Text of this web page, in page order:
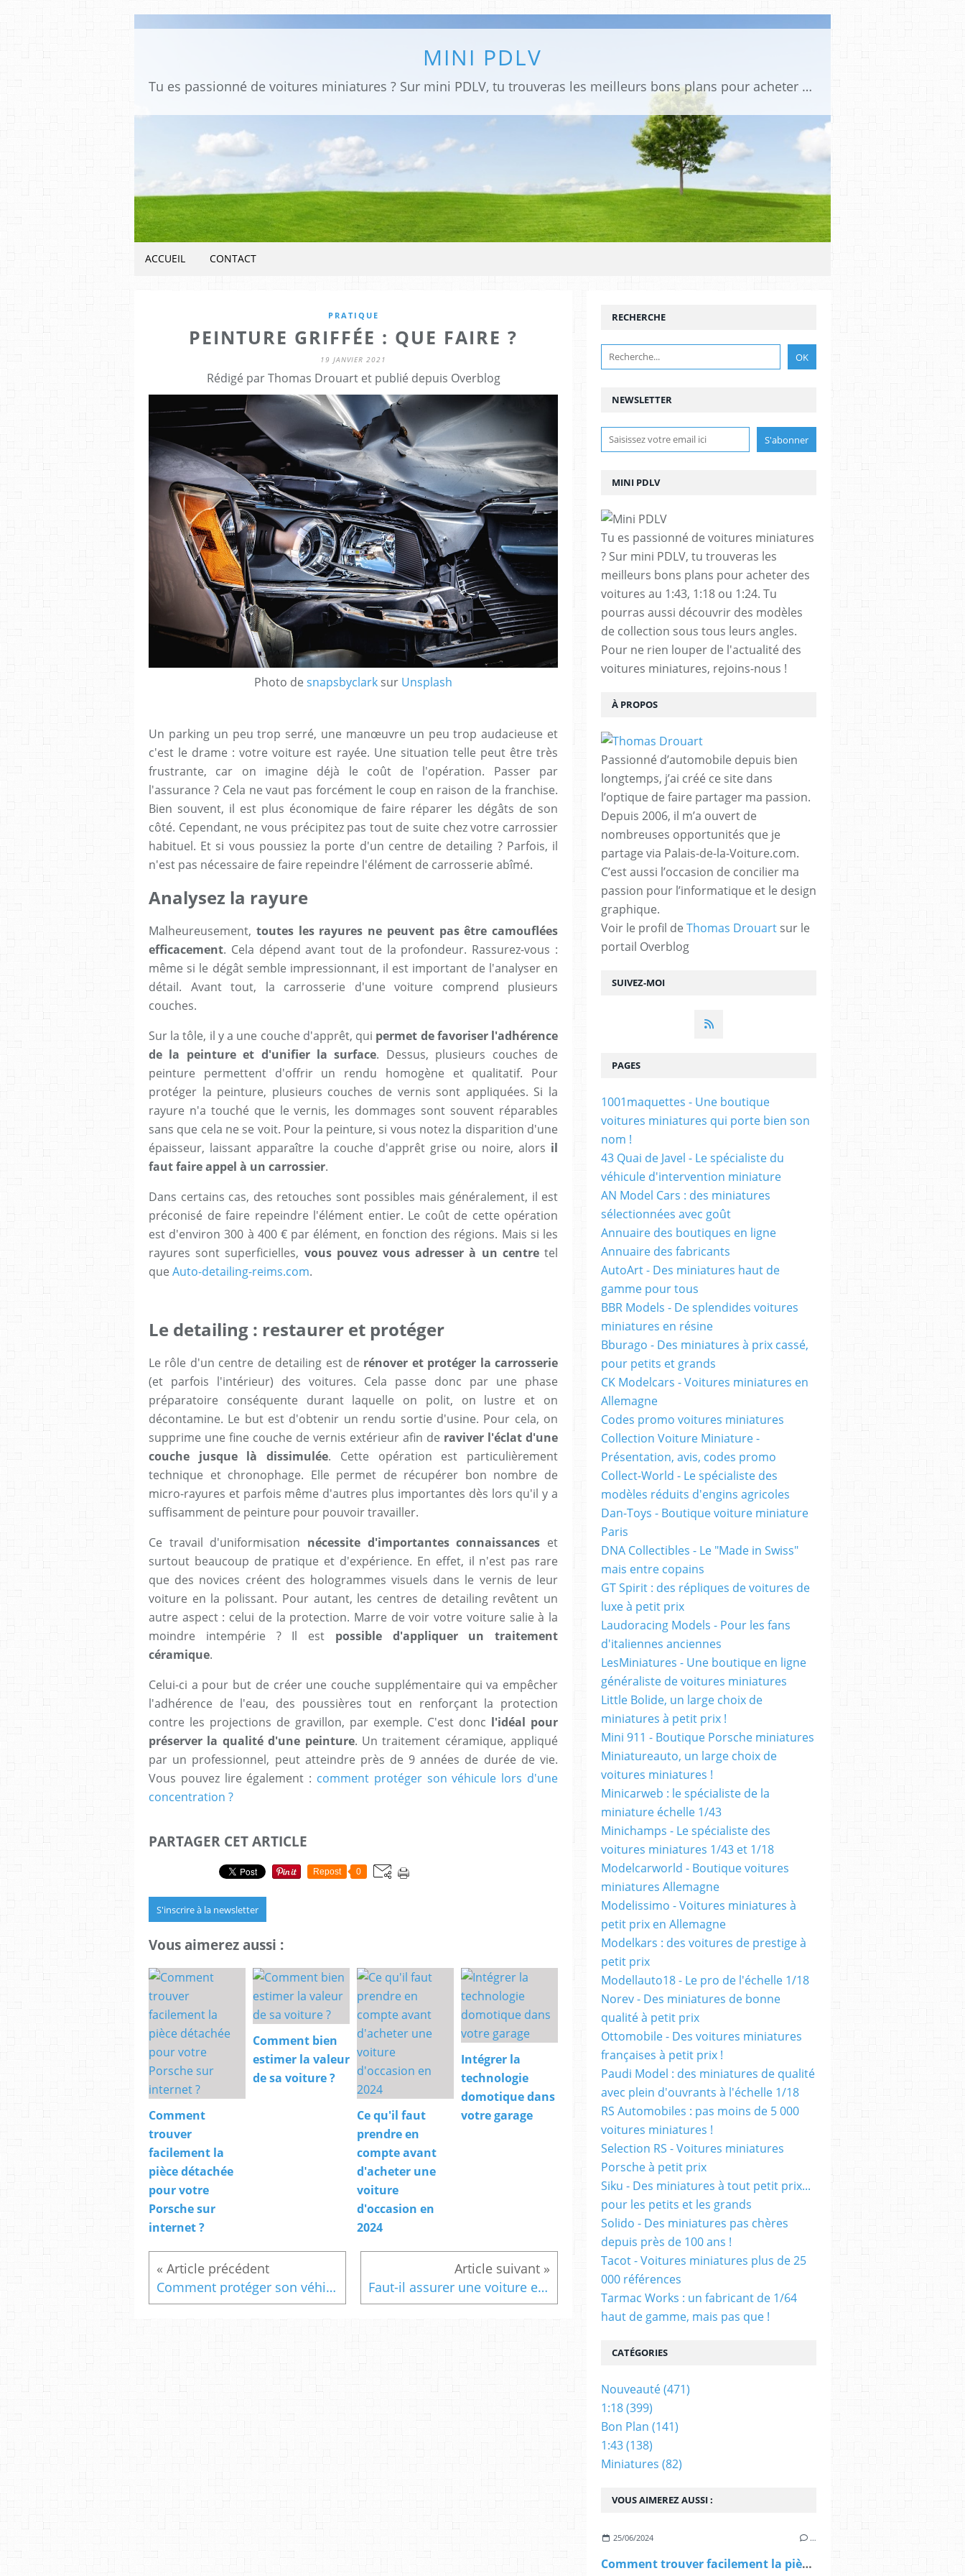
MINI PDLV
Tu es passionné de voitures miniatures ? Sur mini PDLV, tu trouveras les meilleurs bons plans pour acheter des voitures au 1:43, 1:18 ou 1:24. Tu pourras aussi découvrir des modèles de collection sous tous leurs angles. Pour ne rien louper de l'actualité des voitures miniatures, rejoins-nous !
ACCUEIL CONTACT
PRATIQUE
PEINTURE GRIFFÉE : QUE FAIRE ?
19 JANVIER 2021
Rédigé par Thomas Drouart et publié depuis Overblog
Photo de snapsbyclark sur Unsplash
Un parking un peu trop serré, une manœuvre un peu trop audacieuse et
c'est le drame : votre voiture est rayée. Une situation telle peut être très
frustrante, car on imagine déjà le coût de l'opération. Passer par
l'assurance ? Cela ne vaut pas forcément le coup en raison de la franchise.
Bien souvent, il est plus économique de faire réparer les dégâts de son
côté. Cependant, ne vous précipitez pas tout de suite chez votre carrossier
habituel. Et si vous poussiez la porte d'un centre de detailing ? Parfois, il
n'est pas nécessaire de faire repeindre l'élément de carrosserie abîmé.
Analysez la rayure
Malheureusement, toutes les rayures ne peuvent pas être camouflées
efficacement. Cela dépend avant tout de la profondeur. Rassurez-vous :
même si le dégât semble impressionnant, il est important de l'analyser en
détail. Avant tout, la carrosserie d'une voiture comprend plusieurs
couches.
Sur la tôle, il y a une couche d'apprêt, qui permet de favoriser l'adhérence
de la peinture et d'unifier la surface. Dessus, plusieurs couches de
peinture permettent d'offrir un rendu homogène et qualitatif. Pour
protéger la peinture, plusieurs couches de vernis sont appliquées. Si la
rayure n'a touché que le vernis, les dommages sont souvent réparables
sans que cela ne se voit. Pour la peinture, si vous notez la disparition d'une
épaisseur, laissant apparaître la couche d'apprêt grise ou noire, alors il
faut faire appel à un carrossier.
Dans certains cas, des retouches sont possibles mais généralement, il est
préconisé de faire repeindre l'élément entier. Le coût de cette opération
est d'environ 300 à 400 € par élément, en fonction des régions. Mais si les
rayures sont superficielles, vous pouvez vous adresser à un centretel
que Auto-detailing-reims.com.
Le detailing : restaurer et protéger
Le rôle d'un centre de detailing est de rénover et protéger la carrosserie
(et parfois l'intérieur) des voitures. Cela passe donc par une phase
préparatoire conséquente durant laquelle on polit, on lustre et on
décontamine. Le but est d'obtenir un rendu sortie d'usine. Pour cela, on
supprime une fine couche de vernis extérieur afin de raviver l'éclat d'une
couche jusque là dissimulée. Cette opération est particulièrement
technique et chronophage. Elle permet de récupérer bon nombre de
micro-rayures et parfois même d'autres plus importantes dès lors qu'il y a
suffisamment de peinture pour pouvoir travailler.
Ce travail d'uniformisation nécessite d'importantes connaissances et
surtout beaucoup de pratique et d'expérience. En effet, il n'est pas rare
que des novices créent des hologrammes visuels dans le vernis de leur
voiture en la polissant. Pour autant, les centres de detailing revêtent un
autre aspect : celui de la protection. Marre de voir votre voiture salie à la
moindre intempérie ? Il est possible d'appliquer un traitement
céramique.
Celui-ci a pour but de créer une couche supplémentaire qui va empêcher
l'adhérence de l'eau, des poussières tout en renforçant la protection
contre les projections de gravillon, par exemple. C'est donc l'idéal pour
préserver la qualité d'une peinture. Un traitement céramique, appliqué
par un professionnel, peut atteindre près de 9 années de durée de vie.
Vous pouvez lire également : comment protéger son véhicule lors d'une
concentration ?
PARTAGER CET ARTICLE
Repost 0
S'inscrire à la newsletter
Vous aimerez aussi :
Comment
trouver
facilement la
pièce détachée
pour votre
Porsche sur
internet ?
Comment bien
estimer la valeur
de sa voiture ?
Ce qu'il faut
prendre en
compte avant
d'acheter une
voiture
d'occasion en
2024
Intégrer la
technologie
domotique dans
votre garage
Comment protéger son véhicule lors d'une concentration ? Faut-il assurer une voiture en cours de restauration ?
NEWSLETTER
SUIVEZ-MOI
RECHERCHE
MINI PDLV
Tu es passionné de voitures miniatures
? Sur mini PDLV, tu trouveras les
meilleurs bons plans pour acheter des
voitures au 1:43, 1:18 ou 1:24. Tu
pourras aussi découvrir des modèles
de collection sous tous leurs angles.
Pour ne rien louper de l'actualité des
voitures miniatures, rejoins-nous !
À PROPOS
Passionné d’automobile depuis bien
longtemps, j’ai créé ce site dans
l’optique de faire partager ma passion.
Depuis 2006, il m’a ouvert de
nombreuses opportunités que je
partage via Palais-de-la-Voiture.com.
C’est aussi l’occasion de concilier ma
passion pour l’informatique et le design
graphique.
Voir le profil de Thomas Drouart sur le
portail Overblog
VOUS AIMEREZ AUSSI :
25/06/2024 …
Comment trouver facilement la pièce détachée pour votre Porsche sur internet ?
PAGES
1001maquettes - Une boutique
voitures miniatures qui porte bien son
nom !
43 Quai de Javel - Le spécialiste du
véhicule d'intervention miniature
AN Model Cars : des miniatures
sélectionnées avec goût
Annuaire des boutiques en ligne
Annuaire des fabricants
AutoArt - Des miniatures haut de
gamme pour tous
BBR Models - De splendides voitures
miniatures en résine
Bburago - Des miniatures à prix cassé,
pour petits et grands
CK Modelcars - Voitures miniatures en
Allemagne
Codes promo voitures miniatures
Collection Voiture Miniature -
Présentation, avis, codes promo
Collect-World - Le spécialiste des
modèles réduits d'engins agricoles
Dan-Toys - Boutique voiture miniature
Paris
DNA Collectibles - Le "Made in Swiss"
mais entre copains
GT Spirit : des répliques de voitures de
luxe à petit prix
Laudoracing Models - Pour les fans
d'italiennes anciennes
LesMiniatures - Une boutique en ligne
généraliste de voitures miniatures
Little Bolide, un large choix de
miniatures à petit prix !
Mini 911 - Boutique Porsche miniatures
Miniatureauto, un large choix de
voitures miniatures !
Minicarweb : le spécialiste de la
miniature échelle 1/43
Minichamps - Le spécialiste des
voitures miniatures 1/43 et 1/18
Modelcarworld - Boutique voitures
miniatures Allemagne
Modelissimo - Voitures miniatures à
petit prix en Allemagne
Modelkars : des voitures de prestige à
petit prix
Modellauto18 - Le pro de l'échelle 1/18
Norev - Des miniatures de bonne
qualité à petit prix
Ottomobile - Des voitures miniatures
françaises à petit prix !
Paudi Model : des miniatures de qualité
avec plein d'ouvrants à l'échelle 1/18
RS Automobiles : pas moins de 5 000
voitures miniatures !
Selection RS - Voitures miniatures
Porsche à petit prix
Siku - Des miniatures à tout petit prix...
pour les petits et les grands
Solido - Des miniatures pas chères
depuis près de 100 ans !
Tacot - Voitures miniatures plus de 25
000 références
Tarmac Works : un fabricant de 1/64
haut de gamme, mais pas que !
CATÉGORIES
Nouveauté(471)
1:18(399)
Bon Plan (141)
1:43(138)
Miniatures (82)